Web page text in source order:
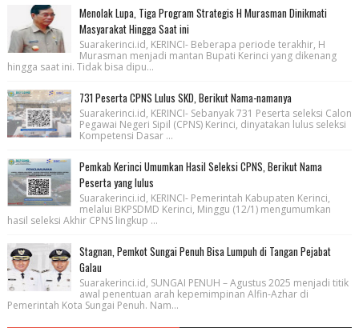
Menolak Lupa, Tiga Program Strategis H Murasman Dinikmati
Masyarakat Hingga Saat ini
Suarakerinci.id, KERINCI- Beberapa periode terakhir, H
Murasman menjadi mantan Bupati Kerinci yang dikenang
hingga saat ini. Tidak bisa dipu...
731 Peserta CPNS Lulus SKD, Berikut Nama-namanya
Suarakerinci.id, KERINCI- Sebanyak 731 Peserta seleksi Calon
Pegawai Negeri Sipil (CPNS) Kerinci, dinyatakan lulus seleksi
Kompetensi Dasar ...
Pemkab Kerinci Umumkan Hasil Seleksi CPNS, Berikut Nama
Peserta yang lulus
Suarakerinci.id, KERINCI- Pemerintah Kabupaten Kerinci,
melalui BKPSDMD Kerinci, Minggu (12/1) mengumumkan
hasil seleksi Akhir CPNS lingkup ...
Stagnan, Pemkot Sungai Penuh Bisa Lumpuh di Tangan Pejabat
Galau
Suarakerinci.id, SUNGAI PENUH – Agustus 2025 menjadi titik
awal penentuan arah kepemimpinan Alfin-Azhar di
Pemerintah Kota Sungai Penuh. Nam...